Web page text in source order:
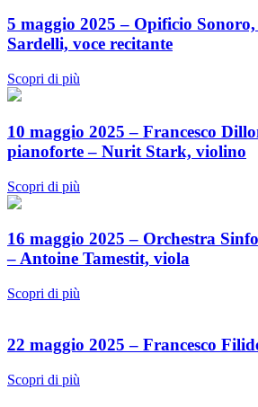
5 maggio 2025 – Opificio
Sardelli, voce recitante
Scopri di più
10 maggio 2025 – Francesco
pianoforte – Nurit Stark, violino
Scopri di più
16 maggio 2025 – Orchestra
– Antoine Tamestit, viola
Scopri di più
22 maggio 2025 – Francesco
Scopri di più